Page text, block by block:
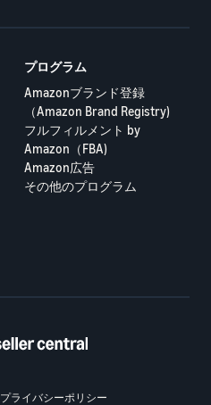
プログラム
Amazonブランド登録
（Amazon Brand Registry)
フルフィルメント by
Amazon（FBA)
Amazon広告
その他のプログラム
プライバシーポリシー